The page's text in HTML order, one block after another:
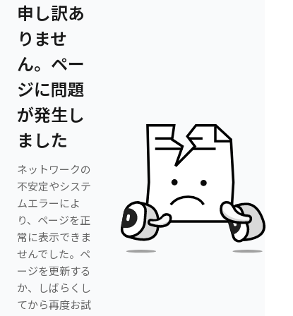
申し訳あ
りませ
ん。ペー
ジに問題
が発生し
ました
ネットワークの
不安定やシステ
ムエラーによ
り、ページを正
常に表示できま
せんでした。ペ
ージを更新する
か、しばらくし
てから再度お試